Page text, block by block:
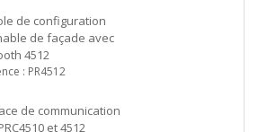
de configuration
de façade avec
4512
: PR4512
de communication
et 4512